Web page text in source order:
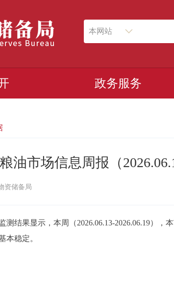
本网站
政务服务
油市场信息周报（
资储备局
测结果显示，本周（2026.06.13-2026.06.19）
本稳定。